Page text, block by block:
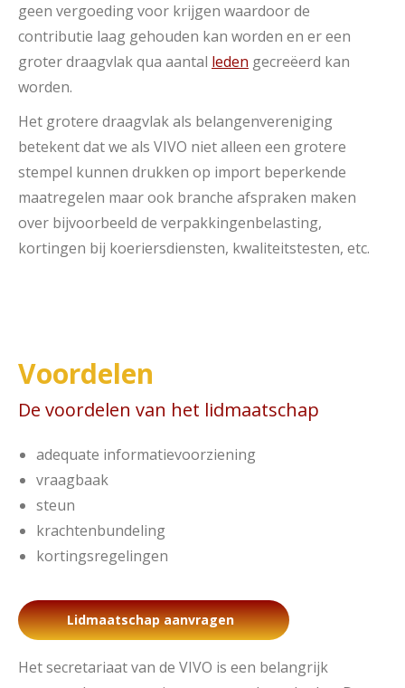
geen vergoeding voor krijgen waardoor de
contributie laag gehouden kan worden en er een
groter draagvlak qua aantal leden gecreëerd kan
worden.
Het grotere draagvlak als belangenvereniging
betekent dat we als VIVO niet alleen een grotere
stempel kunnen drukken op import beperkende
maatregelen maar ook branche afspraken maken
over bijvoorbeeld de verpakkingenbelasting,
kortingen bij koeriersdiensten, kwaliteitstesten, etc.
Voordelen
De voordelen van het lidmaatschap
adequate informatievoorziening
vraagbaak
steun
krachtenbundeling
kortingsregelingen
Lidmaatschap aanvragen
Het secretariaat van de VIVO is een belangrijk